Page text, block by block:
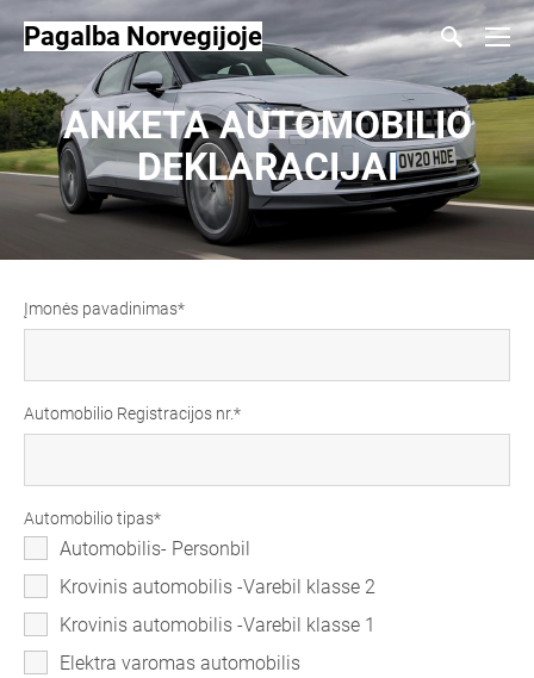
Pagalba Norvegijoje
ANKETA AUTOMOBILIO
DEKLARACIJAI
Įmonės pavadinimas
Automobilio Registracijos nr.
Automobilio tipas
Automobilis- Personbil
Krovinis automobilis -Varebil klasse 2
Krovinis automobilis -Varebil klasse 1
Elektra varomas automobilis